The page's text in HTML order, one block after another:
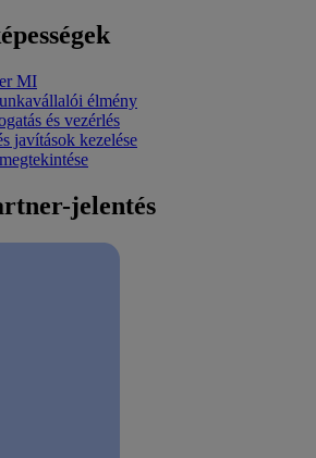
MI
élmény
és vezérlés
javítások kezelése
jelentés